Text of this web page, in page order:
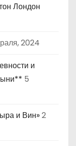
Лондон
2024
и
5
и Вин»2